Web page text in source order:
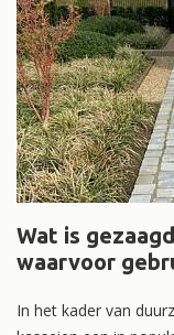
Wat is
waarvoor
In het kader van